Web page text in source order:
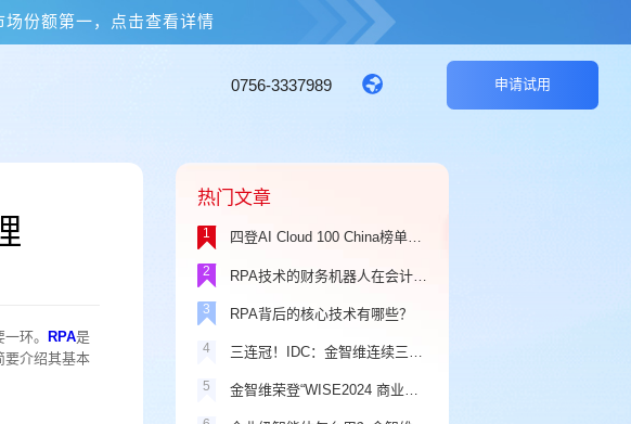
份额第一，点击查看详情
0756-3337989 申请试用
环。 RPA是
要介绍其基本
热门文章
1 四登AI Cloud 100 China榜单，金智维品牌价值持续攀升！
2 RPA技术的财务机器人在会计领域应用中存在的问题
3 RPA背后的核心技术有哪些？
4 三连冠！IDC：金智维连续三年蝉联中国RPA+AI解决方案市场份额第一
5 金智维荣登“WISE2024 商业之王年度最具商业价值企业”榜单